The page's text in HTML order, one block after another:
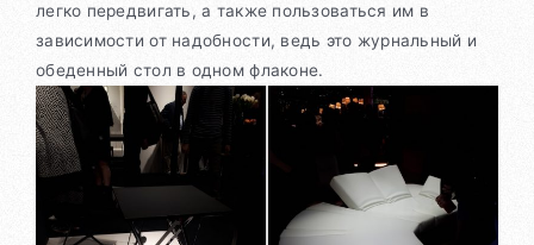
легко передвигать, а также пользоваться им в
зависимости от надобности, ведь это журнальный и
обеденный стол в одном флаконе.